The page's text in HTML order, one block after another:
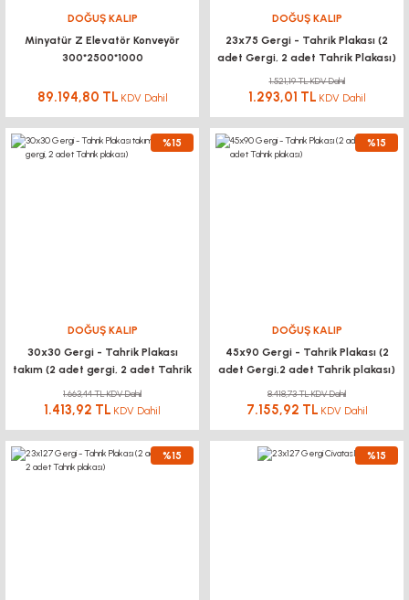
DOĞUŞ KALIP
Minyatür Z Elevatör Konveyör
300*2500*1000
89.194,80 TL KDV Dahil
DOĞUŞ KALIP
23x75 Gergi - Tahrik Plakası (2
adet Gergi, 2 adet Tahrik Plakası)
1.521,19 TL KDV Dahil
1.293,01 TL KDV Dahil
%15
DOĞUŞ KALIP
30x30 Gergi - Tahrik Plakası
takım (2 adet gergi, 2 adet Tahrik
1.663,44 TL KDV Dahil
1.413,92 TL KDV Dahil
%15
DOĞUŞ KALIP
45x90 Gergi - Tahrik Plakası (2
adet Gergi,2 adet Tahrik plakası)
8.418,73 TL KDV Dahil
7.155,92 TL KDV Dahil
%15 %15